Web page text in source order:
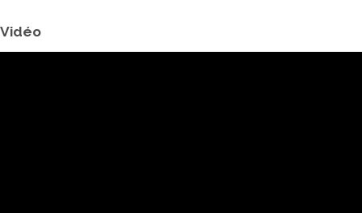
Vidéo